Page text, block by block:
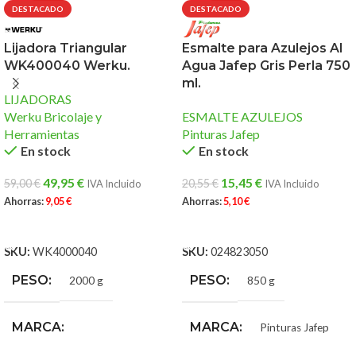
DESTACADO
Lijadora Triangular
WK400040 Werku.
LIJADORAS
Werku Bricolaje y
Herramientas
En stock
59,00€49,95 € IVA Incluido
Ahorras:9,05€
SKU: WK4000040
PESO 2000 g
MARCA
DESTACADO
Esmalte para Azulejos Al
Agua Jafep Gris Perla 750
ml.
ESMALTE AZULEJOS
Pinturas Jafep
En stock
20,55€ 15,45 € IVA Incluido
Ahorras:5,10€
SKU: 024823050
PESO 850 g
MARCA Pinturas Jafep